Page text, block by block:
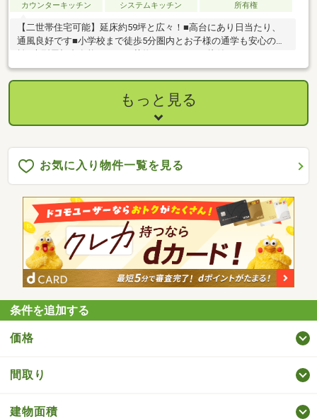
カウンターキッチン
システムキッチン 所有権
【二世帯住宅可能】延床約59坪と広々！■高台にあり日当たり、
通風良好です■小学校まで徒歩5分圏内とお子様の通学も安心の距
もっと見る
お気に入り物件一覧を見る
条件を追加する
価格
間取り
建物面積